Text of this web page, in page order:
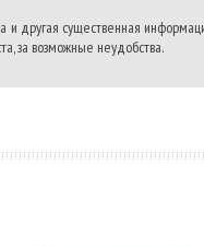
другая существенная
за возможные неудобства.